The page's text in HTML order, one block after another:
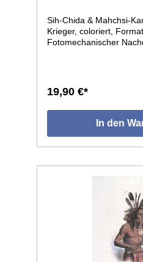
Sih-Chida & Mahchsi-
Krieger, coloriert,
Fotomechanischer
Restposten einer
Stück. Jeder Druck ist
Original ist jedes Stück
Bodmer",
19,90 €*
In den